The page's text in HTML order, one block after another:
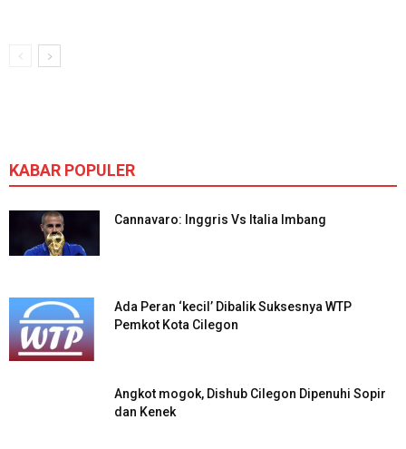
KABAR POPULER
Cannavaro: Inggris Vs Italia Imbang
Ada Peran ‘kecil’ Dibalik Suksesnya WTP
Pemkot Kota Cilegon
Angkot mogok, Dishub Cilegon Dipenuhi Sopir
dan Kenek